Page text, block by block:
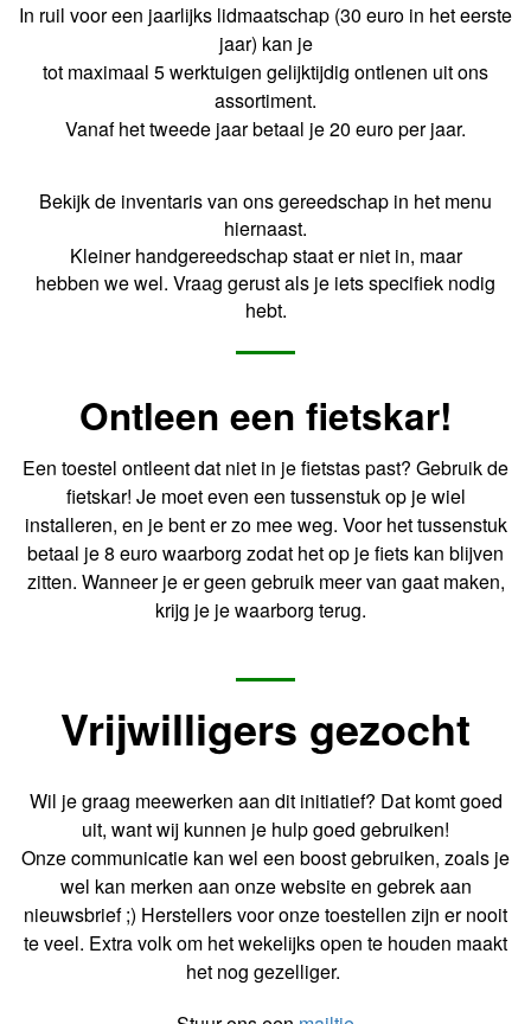
In ruil voor een jaarlijks lidmaatschap (30 euro in het eerste
jaar) kan je
tot maximaal 5 werktuigen gelijktijdig ontlenen uit ons
assortiment.
Vanaf het tweede jaar betaal je 20 euro per jaar.
Bekijk de inventaris van ons gereedschap in het menu
hiernaast.
Kleiner handgereedschap staat er niet in, maar
hebben we wel. Vraag gerust als je iets specifiek nodig
hebt.
Ontleen een fietskar!
Een toestel ontleent dat niet in je fietstas past? Gebruik de
fietskar! Je moet even een tussenstuk op je wiel
installeren, en je bent er zo mee weg. Voor het tussenstuk
betaal je 8 euro waarborg zodat het op je fiets kan blijven
zitten. Wanneer je er geen gebruik meer van gaat maken,
krijg je je waarborg terug.
Vrijwilligers gezocht
Wil je graag meewerken aan dit initiatief? Dat komt goed
uit, want wij kunnen je hulp goed gebruiken!
Onze communicatie kan wel een boost gebruiken, zoals je
wel kan merken aan onze website en gebrek aan
nieuwsbrief ;) Herstellers voor onze toestellen zijn er nooit
te veel. Extra volk om het wekelijks open te houden maakt
het nog gezelliger.